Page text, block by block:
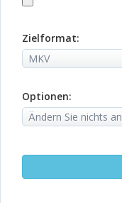
Zielformat:
Optionen: